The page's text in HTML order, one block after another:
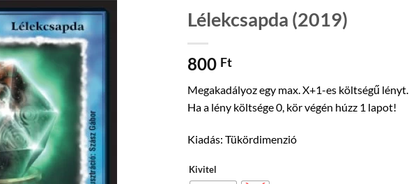
Lélekcsapda (2019)
800 Ft
Megakadályoz egy max. X+1-es költségű lényt.
Ha a lény költsége 0, kör végén húzz 1 lapot!
Kiadás: Tükördimenzió
Kivitel